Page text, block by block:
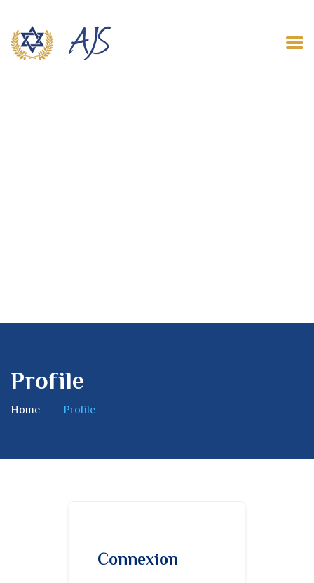
Profile
Home Profile
Connexion